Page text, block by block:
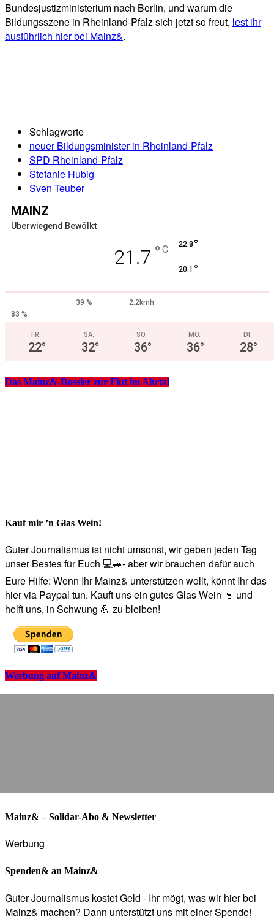
Bundesjustizministerium nach Berlin, und warum die
Bildungsszene in Rheinland-Pfalz sich jetzt so freut, lest ihr
ausführlich hier bei Mainz&.
Schlagworte
neuer Bildungsminister in Rheinland-Pfalz
SPD Rheinland-Pfalz
Stefanie Hubig
Sven Teuber
MAINZ
Überwiegend Bewölkt
21.7 ° C 22.8 °
20.1 °
39 %
2.2kmh
83 %
FR.
22°
SA.
32°
SO.
36°
MO.
36°
DI.
28°
Das Mainz&-Dossier zur Flut im Ahrtal
Kauf mir ’n Glas Wein!
Guter Journalismus ist nicht umsonst, wir geben jeden Tag
unser Bestes für Euch 💻🚙- aber wir brauchen dafür auch
Eure Hilfe: Wenn Ihr Mainz& unterstützen wollt, könnt Ihr das
hier via Paypal tun. Kauft uns ein gutes Glas Wein 🍷 und
helft uns, in Schwung 💪 zu bleiben!
Werbung auf Mainz&
Mainz& – Solidar-Abo & Newsletter
Werbung
Spenden& an Mainz&
Guter Journalismus kostet Geld - Ihr mögt, was wir hier bei
Mainz& machen? Dann unterstützt uns mit einer Spende!